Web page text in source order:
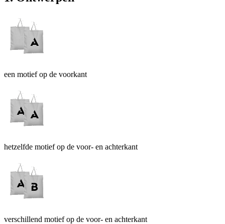
een motief op de voorkant
hetzelfde motief op de voor- en achterkant
verschillend motief op de voor- en achterkant